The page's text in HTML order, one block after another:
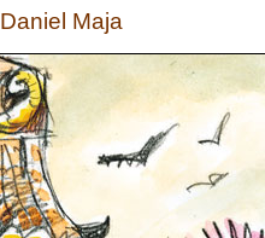
Daniel Maja